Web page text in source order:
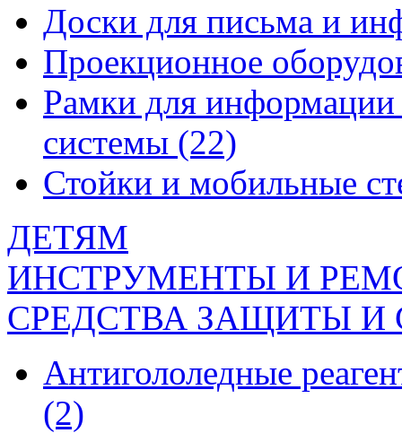
Доски для письма и
Проекционное
Рамки для
системы (22)
Стойки и мобильные
ДЕТЯМ
ИНСТРУМЕНТЫ И
СРЕДСТВА ЗАЩИТЫ
Антигололедные
(2)